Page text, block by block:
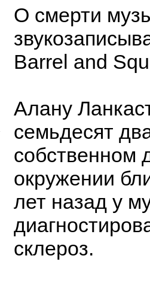
О смерти
Barrel and
Алану
семьдесят
собственном
окружении
лет назад у
склероз.